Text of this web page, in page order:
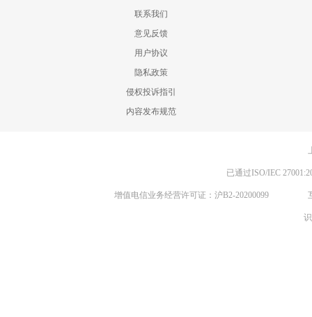
联系我们
意见反馈
用户协议
隐私政策
侵权投诉指引
内容发布规范
已通过ISO/IEC
增值电信业务经营许可证：沪B2-20200099